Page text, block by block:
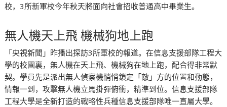
校，3所新軍校今年秋天將面向社會招收普通高中畢業生。
無人機天上飛 機械狗地上跑
「央視新聞」昨播出探訪3所軍校的報道。在信息支援部隊工程大
學的校園裏，無人機在天上飛、機械狗在地上跑，配合得非常默
契。學員先是派出無人偵察機悄悄鎖定「敵」方的位置和動態，
情報一到，攻擊無人機立馬掛彈俯衝，精準到位。信息支援部隊
工程大學是全新打造的戰略性兵種信息支援部隊唯一直屬大學。